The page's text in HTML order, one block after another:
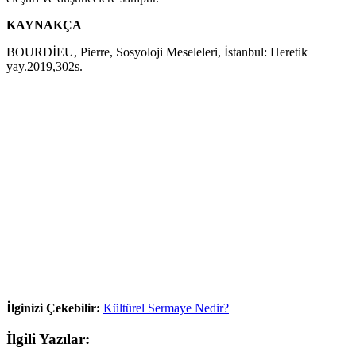
KAYNAKÇA
BOURDİEU, Pierre, Sosyoloji Meseleleri, İstanbul: Heretik
yay.2019,302s.
İlginizi Çekebilir: Kültürel Sermaye Nedir?
İlgili Yazılar: